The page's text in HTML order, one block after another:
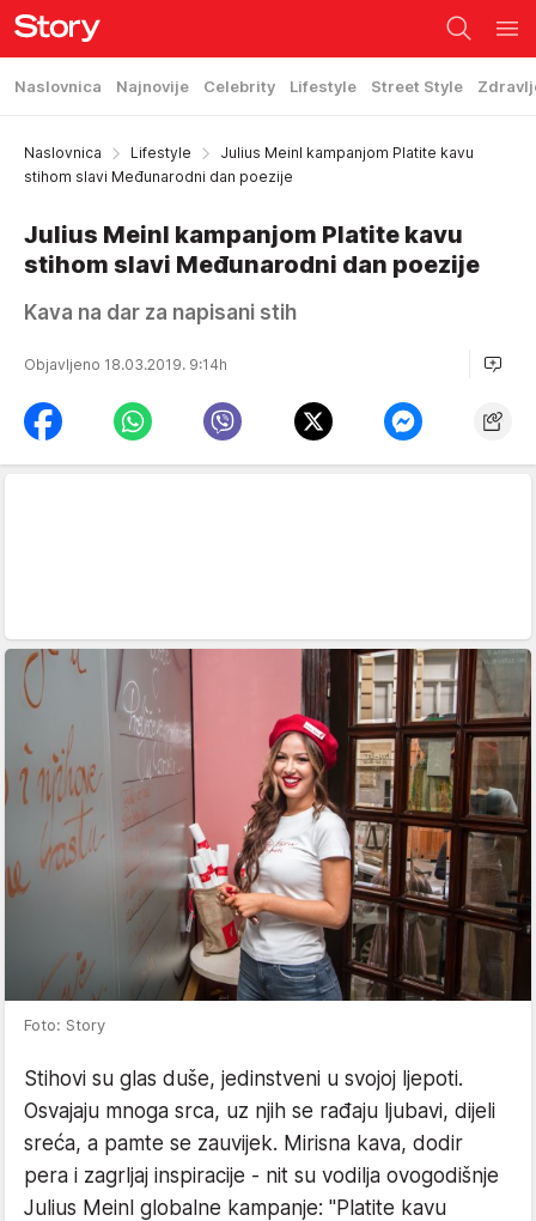
Naslovnica Najnovije Celebrity Lifestyle Street Style
Naslovnica Lifestyle
Julius Meinl kampanjom Platite kavu
stihom slavi Međunarodni dan poezije
Julius Meinl kampanjom Platite kavu
stihom slavi Međunarodni dan poezije
Kava na dar za napisani stih
Objavljeno 18.03.2019. 9:14h
Foto: Story
Stihovi su glas duše, jedinstveni u svojoj ljepoti.
Osvajaju mnoga srca, uz njih se rađaju ljubavi, dijeli
sreća, a pamte se zauvijek. Mirisna kava, dodir
pera i zagrljaj inspiracije - nit su vodilja ovogodišnje
Julius Meinl globalne kampanje: "Platite kavu